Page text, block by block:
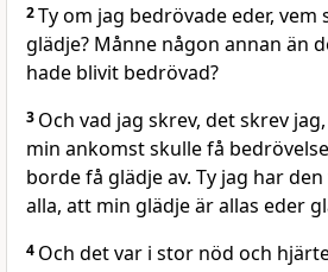
2Ty om jag bedrövade eder,
glädje? Månne någon annan än
hade blivit bedrövad?
3 Och vad jag skrev, det skrev
min ankomst skulle få
borde få glädje av. Ty jag har
alla, att min glädje är allas eder
4 Och det var i stor nöd och